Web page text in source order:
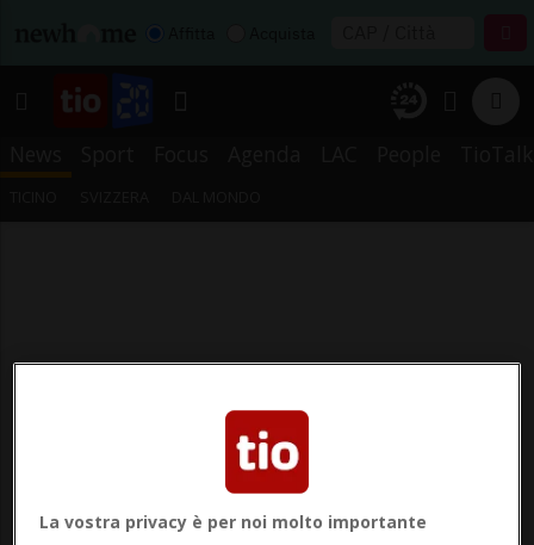
La vostra privacy è per noi molto importante